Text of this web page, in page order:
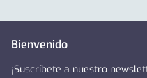
Bienvenido
¡Suscríbete a nuestro